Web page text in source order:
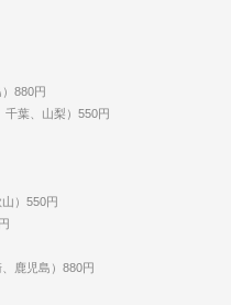
880円
千葉、山梨）550円
）550円
鹿児島）880円